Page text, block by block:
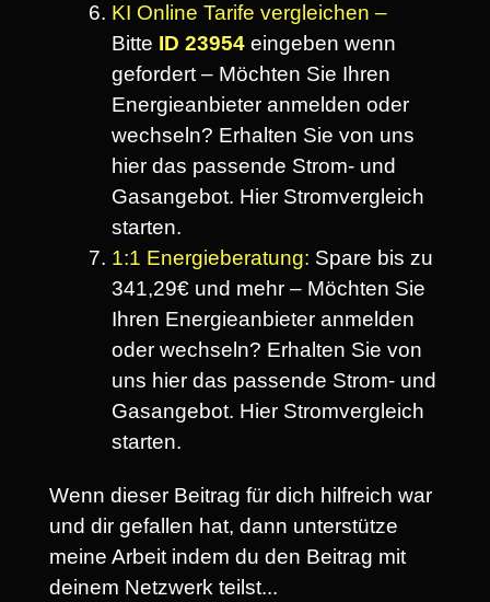
KI Online Tarife vergleichen –
Bitte ID 23954 eingeben wenn
gefordert – Möchten Sie Ihren
Energieanbieter anmelden oder
wechseln? Erhalten Sie von uns
hier das passende Strom- und
Gasangebot. Hier Stromvergleich
starten.
1:1 Energieberatung: Spare bis zu
341,29€ und mehr – Möchten Sie
Ihren Energieanbieter anmelden
oder wechseln? Erhalten Sie von
uns hier das passende Strom- und
Gasangebot. Hier Stromvergleich
starten.
Wenn dieser Beitrag für dich hilfreich war
und dir gefallen hat, dann unterstütze
meine Arbeit indem du den Beitrag mit
deinem Netzwerk teilst...